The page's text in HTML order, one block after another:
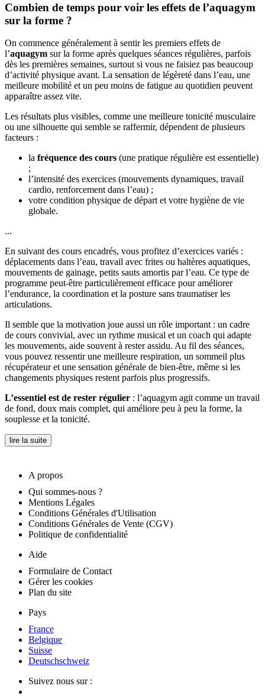
Combien de temps pour voir les effets de l’aquagym
sur la forme ?
On commence généralement à sentir les premiers effets de
l’aquagym sur la forme après quelques séances régulières, parfois
dès les premières semaines, surtout si vous ne faisiez pas beaucoup
d’activité physique avant. La sensation de légèreté dans l’eau, une
meilleure mobilité et un peu moins de fatigue au quotidien peuvent
apparaître assez vite.
Les résultats plus visibles, comme une meilleure tonicité musculaire
ou une silhouette qui semble se raffermir, dépendent de plusieurs
facteurs :
la fréquence des cours (une pratique régulière est essentielle)
;
l’intensité des exercices (mouvements dynamiques, travail
cardio, renforcement dans l’eau) ;
votre condition physique de départ et votre hygiène de vie
globale.
...
En suivant des cours encadrés, vous profitez d’exercices variés :
déplacements dans l’eau, travail avec frites ou haltères aquatiques,
mouvements de gainage, petits sauts amortis par l’eau. Ce type de
programme peut-être particulièrement efficace pour améliorer
l’endurance, la coordination et la posture sans traumatiser les
articulations.
Il semble que la motivation joue aussi un rôle important : un cadre
de cours convivial, avec un rythme musical et un coach qui adapte
les mouvements, aide souvent à rester assidu. Au fil des séances,
vous pouvez ressentir une meilleure respiration, un sommeil plus
récupérateur et une sensation générale de bien-être, même si les
changements physiques restent parfois plus progressifs.
L’essentiel est de rester régulier : l’aquagym agit comme un travail
de fond, doux mais complet, qui améliore peu à peu la forme, la
souplesse et la tonicité.
lire la suite
A propos
Qui sommes-nous ?
Mentions Légales
Conditions Générales d'Utilisation
Conditions Générales de Vente (CGV)
Politique de confidentialité
Aide
Formulaire de Contact
Gérer les cookies
Plan du site
Pays
France
Belgique
Suisse
Deutschschweiz
Suivez nous sur :